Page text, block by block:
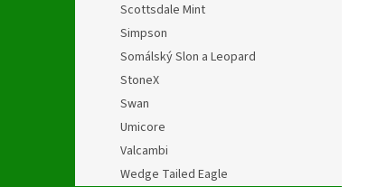
Scottsdale Mint
Simpson
Somálský Slon a Leopard
StoneX
Swan
Umicore
Valcambi
Wedge Tailed Eagle